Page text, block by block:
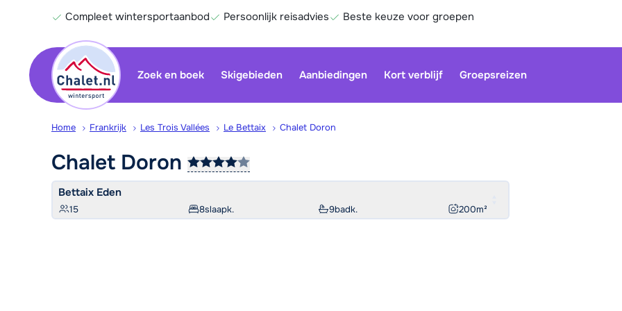
Compleet wintersportaanbod Persoonlijk reisadvies Beste keuze voor groepen
Zoek en boek Skigebieden Aanbiedingen Kort verblijf Groepsreizen
Home Frankrijk Les Trois Vallées Le Bettaix Chalet Doron
Chalet Doron
Bettaix Eden
15 8slaapk. 9badk. 200m²